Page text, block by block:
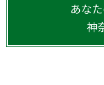
あな
神